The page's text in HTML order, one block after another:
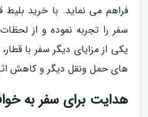
فراهم می نماید. با خرید بلیط
سفر را تجربه نموده و از
یکی از مزایای دیگر سفر با
های حمل ونقل دیگر و کاهش
هدایت برای سفر به